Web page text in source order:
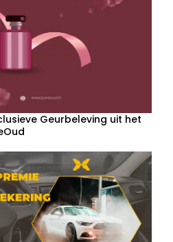
Geurbeleving uit het